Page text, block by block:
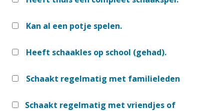
Kan al een potje spelen.
Heeft schaakles op school (gehad).
Schaakt regelmatig met familieleden
Schaakt regelmatig met vriendjes of